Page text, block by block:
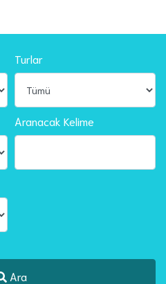
Turlar
Aranacak Kelime
Ara